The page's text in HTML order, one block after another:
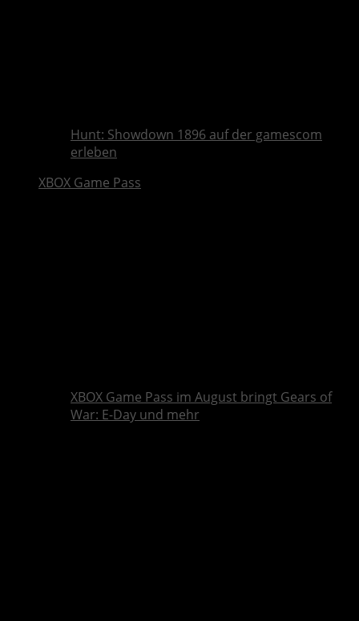
Hunt: Showdown 1896 auf der gamescom
erleben
XBOX Game Pass
XBOX Game Pass im August bringt Gears of
War: E-Day und mehr